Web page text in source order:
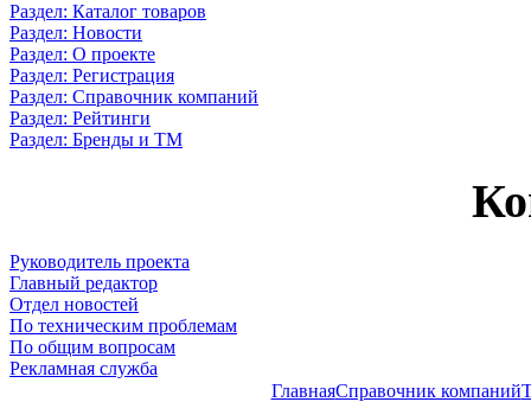
Раздел: Каталог товаров
Раздел: Новости
Раздел: О проекте
Раздел: Регистрация
Раздел: Справочник компаний
Раздел: Рейтинги
Раздел: Бренды и ТМ
Руководитель проекта
Главный редактор
Отдел новостей
По техническим проблемам
По общим вопросам
Рекламная служба
ГлавнаяСправочник компаний